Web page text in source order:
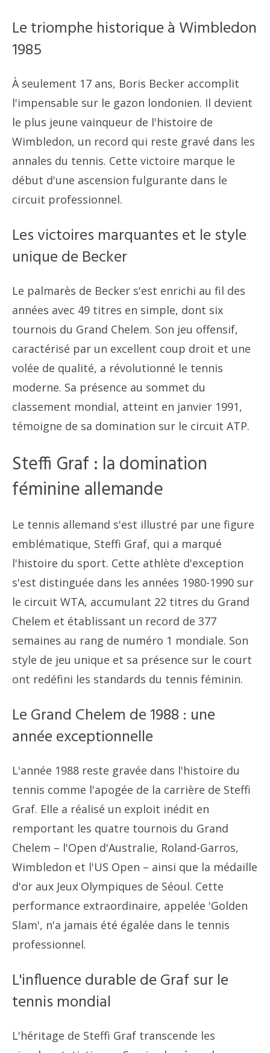
Le triomphe historique à Wimbledon
1985
À seulement 17 ans, Boris Becker accomplit
l'impensable sur le gazon londonien. Il devient
le plus jeune vainqueur de l'histoire de
Wimbledon, un record qui reste gravé dans les
annales du tennis. Cette victoire marque le
début d'une ascension fulgurante dans le
circuit professionnel.
Les victoires marquantes et le style
unique de Becker
Le palmarès de Becker s'est enrichi au fil des
années avec 49 titres en simple, dont six
tournois du Grand Chelem. Son jeu offensif,
caractérisé par un excellent coup droit et une
volée de qualité, a révolutionné le tennis
moderne. Sa présence au sommet du
classement mondial, atteint en janvier 1991,
témoigne de sa domination sur le circuit ATP.
Steffi Graf : la domination
féminine allemande
Le tennis allemand s'est illustré par une figure
emblématique, Steffi Graf, qui a marqué
l'histoire du sport. Cette athlète d'exception
s'est distinguée dans les années 1980-1990 sur
le circuit WTA, accumulant 22 titres du Grand
Chelem et établissant un record de 377
semaines au rang de numéro 1 mondiale. Son
style de jeu unique et sa présence sur le court
ont redéfini les standards du tennis féminin.
Le Grand Chelem de 1988 : une
année exceptionnelle
L'année 1988 reste gravée dans l'histoire du
tennis comme l'apogée de la carrière de Steffi
Graf. Elle a réalisé un exploit inédit en
remportant les quatre tournois du Grand
Chelem – l'Open d'Australie, Roland-Garros,
Wimbledon et l'US Open – ainsi que la médaille
d'or aux Jeux Olympiques de Séoul. Cette
performance extraordinaire, appelée 'Golden
Slam', n'a jamais été égalée dans le tennis
professionnel.
L'influence durable de Graf sur le
tennis mondial
L'héritage de Steffi Graf transcende les